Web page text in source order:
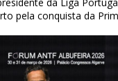
da Liga
pela conquista da